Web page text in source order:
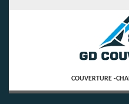
COUVERTURE -